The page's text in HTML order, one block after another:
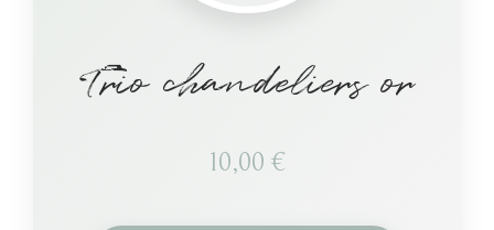
Trio chandeliers or
10,00 €